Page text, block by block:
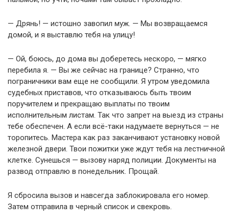
— Дрянь! — истошно завопил муж. — Мы возвращаемся
домой, и я выставлю тебя на улицу!
— Ой, боюсь, до дома вы доберетесь нескоро, — мягко
перебила я. — Вы же сейчас на границе? Странно, что
пограничники вам еще не сообщили. Я утром уведомила
судебных приставов, что отказываюсь быть твоим
поручителем и прекращаю выплаты по твоим
исполнительным листам. Так что запрет на выезд из страны
тебе обеспечен. А если всё-таки надумаете вернуться — не
торопитесь. Мастера как раз заканчивают установку новой
железной двери. Твои пожитки уже ждут тебя на лестничной
клетке. Сунешься — вызову наряд полиции. Документы на
развод отправлю в понедельник. Прощай.
Я сбросила вызов и навсегда заблокировала его номер.
Затем отправила в черный список и свекровь.